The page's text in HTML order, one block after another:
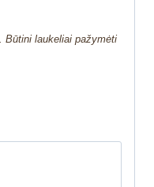
Būtini laukeliai pažymėti